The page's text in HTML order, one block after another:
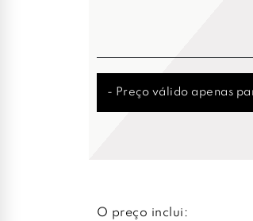
- Preço válido apenas
O preço inclui: